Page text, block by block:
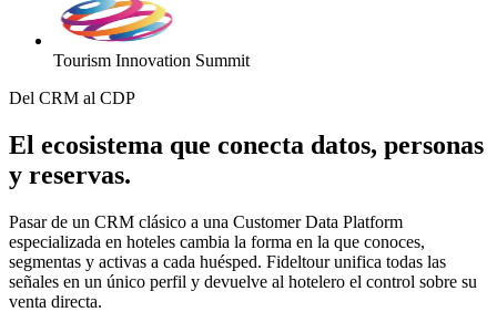
Tourism Innovation Summit
Del CRM al CDP
El ecosistema que conecta datos, personas
y reservas.
Pasar de un CRM clásico a una Customer Data Platform
especializada en hoteles cambia la forma en la que conoces,
segmentas y activas a cada huésped. Fideltour unifica todas las
señales en un único perfil y devuelve al hotelero el control sobre su
venta directa.